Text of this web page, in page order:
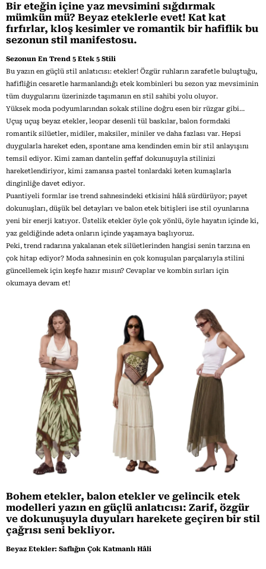
Bir eteğin içine yaz mevsimini sığdırmak
mümkün mü? Beyaz eteklerle evet! Kat kat
fırfırlar, kloş kesimler ve romantik bir hafiflik bu
sezonun stil manifestosu.
Sezonun En Trend 5 Etek 5 Stili
Bu yazın en güçlü stil anlatıcısı: etekler! Özgür ruhların zarafetle buluştuğu,
hafifliğin cesaretle harmanlandığı etek kombinleri bu sezon yaz mevsiminin
tüm duygularını üzerinizde taşımanın en stil sahibi yolu oluyor.
Yüksek moda podyumlarından sokak stiline doğru esen bir rüzgar gibi…
Uçuş uçuş beyaz etekler, leopar desenli tül baskılar, balon formdaki
romantik silüetler, midiler, maksiler, miniler ve daha fazlası var. Hepsi
duygularla hareket eden, spontane ama kendinden emin bir stil anlayışını
temsil ediyor. Kimi zaman dantelin şeffaf dokunuşuyla stilinizi
hareketlendiriyor, kimi zamansa pastel tonlardaki keten kumaşlarla
dinginliğe davet ediyor.
Puantiyeli formlar ise trend sahnesindeki etkisini hâlâ sürdürüyor; payet
dokunuşları, düşük bel detayları ve balon etek bitişleri ise stil oyunlarına
yeni bir enerji katıyor. Üstelik etekler öyle çok yönlü, öyle hayatın içinde ki,
yaz geldiğinde adeta onların içinde yaşamaya başlıyoruz.
Peki, trend radarına yakalanan etek silüetlerinden hangisi senin tarzına en
çok hitap ediyor? Moda sahnesinin en çok konuşulan parçalarıyla stilini
güncellemek için keşfe hazır mısın? Cevaplar ve kombin sırları için
okumaya devam et!
Bohem etekler, balon etekler ve gelincik etek
modelleri yazın en güçlü anlatıcısı: Zarif, özgür
ve dokunuşuyla duyuları harekete geçiren bir stil
çağrısı seni bekliyor.
Beyaz Etekler: Saflığın Çok Katmanlı Hâli